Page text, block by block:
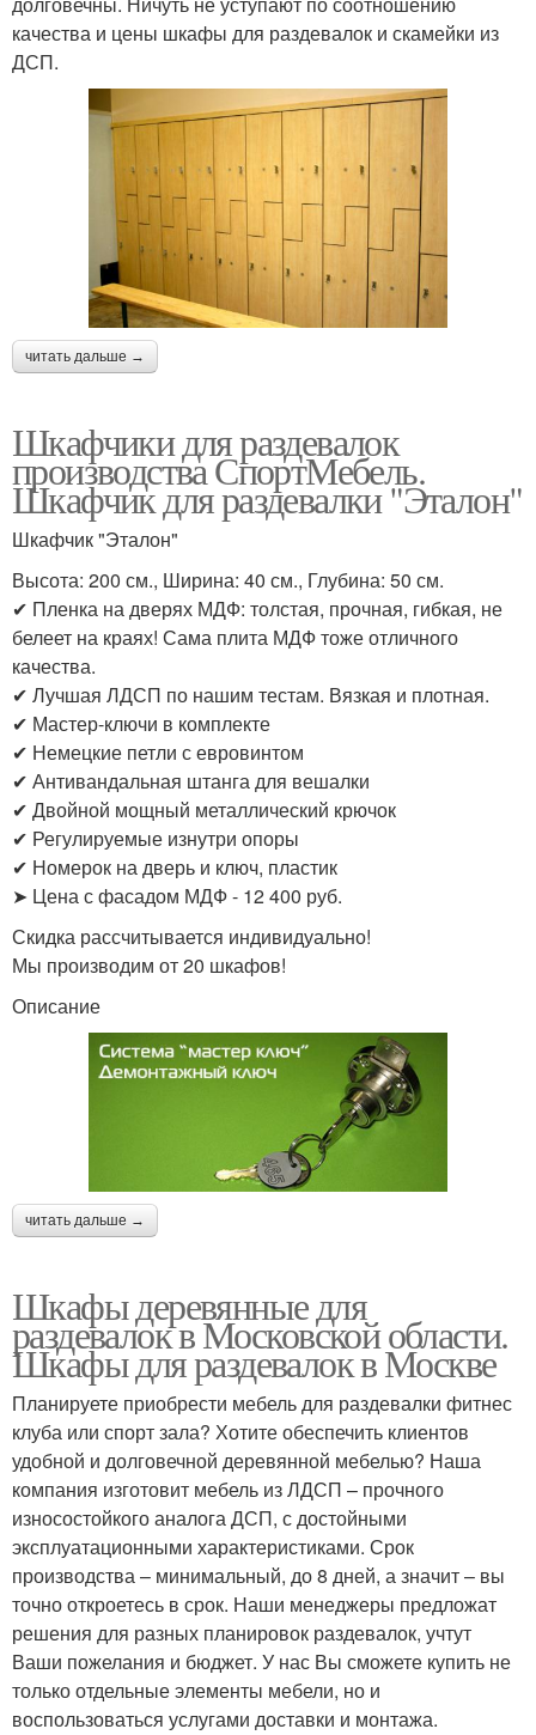
качества и цены шкафы для раздевалок и скамейки из
ДСП.
читать дальше →
Шкафчики для раздевалок
производства СпортМебель.
Шкафчик для раздевалки "Эталон"
Шкафчик "Эталон"
Высота: 200 см., Ширина: 40 см., Глубина: 50 см.
✔ Пленка на дверях МДФ: толстая, прочная, гибкая, не
белеет на краях! Сама плита МДФ тоже отличного
качества.
✔ Лучшая ЛДСП по нашим тестам. Вязкая и плотная.
✔ Мастер-ключи в комплекте
✔ Немецкие петли с евровинтом
✔ Антивандальная штанга для вешалки
✔ Двойной мощный металлический крючок
✔ Регулируемые изнутри опоры
✔ Номерок на дверь и ключ, пластик
➤ Цена с фасадом МДФ - 12 400 руб.
Скидка рассчитывается индивидуально!
Мы производим от 20 шкафов!
Описание
читать дальше →
Шкафы деревянные для
раздевалок в Московской области.
Шкафы для раздевалок в Москве
Планируете приобрести мебель для раздевалки фитнес
клуба или спорт зала? Хотите обеспечить клиентов
удобной и долговечной деревянной мебелью? Наша
компания изготовит мебель из ЛДСП – прочного
износостойкого аналога ДСП, с достойными
эксплуатационными характеристиками. Срок
производства – минимальный, до 8 дней, а значит – вы
точно откроетесь в срок. Наши менеджеры предложат
решения для разных планировок раздевалок, учтут
Ваши пожелания и бюджет. У нас Вы сможете купить не
только отдельные элементы мебели, но и
воспользоваться услугами доставки и монтажа.